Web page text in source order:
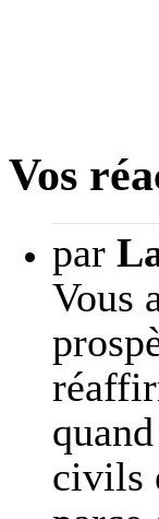
Vos
par
Vous
civils